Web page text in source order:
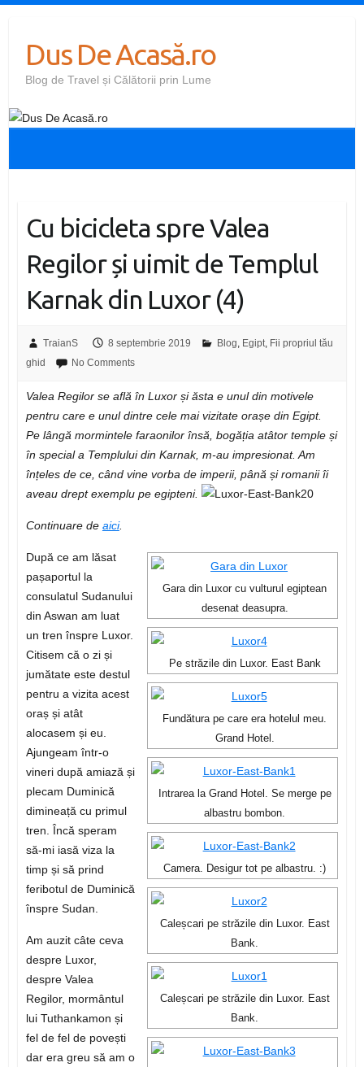
Dus De Acasă.ro
Blog de Travel și Călătorii prin Lume
Cu bicicleta spre Valea
Regilor și uimit de Templul
Karnak din Luxor (4)
TraianS 8 septembrie 2019 Blog, Egipt, Fii propriul tău
ghid
No Comments
Valea Regilor se află în Luxor și ăsta e unul din motivele
pentru care e unul dintre cele mai vizitate orașe din Egipt.
Pe lângă mormintele faraonilor însă, bogăția atâtor temple și
în special a Templului din Karnak, m-au impresionat. Am
înțeles de ce, când vine vorba de imperii, până și romanii îi
aveau drept exemplu pe egipteni.
Gara din Luxor cu vulturul egiptean
desenat deasupra.
Pe străzile din Luxor. East Bank
Fundătura pe care era hotelul meu.
Grand Hotel.
Intrarea la Grand Hotel. Se merge pe
albastru bombon.
Camera. Desigur tot pe albastru. :)
Caleșcari pe străzile din Luxor. East
Bank.
Caleșcari pe străzile din Luxor. East
Bank.
Continuare de aici.
După ce am lăsat
pașaportul la
consulatul Sudanului
din Aswan am luat
un tren înspre Luxor.
Citisem că o zi și
jumătate este destul
pentru a vizita acest
oraș și atât
alocasem și eu.
Ajungeam într-o
vineri după amiază și
plecam Duminică
dimineață cu primul
tren. Încă speram
să-mi iasă viza la
timp și să prind
feribotul de Duminică
înspre Sudan.
Am auzit câte ceva
despre Luxor,
despre Valea
Regilor, mormântul
lui Tuthankamon și
fel de fel de povești
dar era greu să am o